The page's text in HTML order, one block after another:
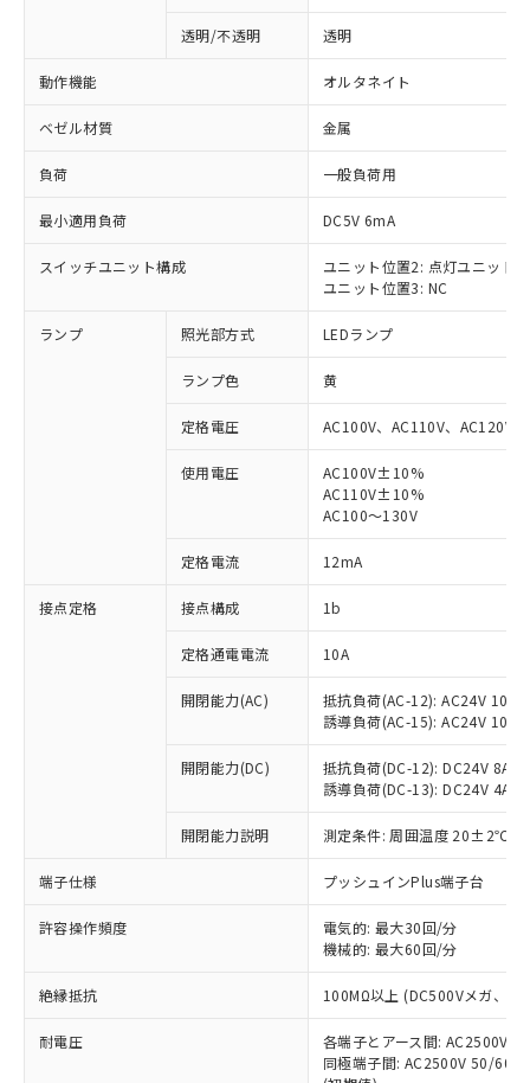
透明/不透明 透明
動作機能 オルタネイト
ベゼル材質 金属
負荷 一般負荷用
最小適用負荷 DC5V 6mA
スイッチユニット構成
ユニット位置2: 点灯ユニット
ユニット位置3: NC
ランプ 照光部方式 LEDランプ
ランプ色 黄
定格電圧 AC100V、AC110V、AC120V
使用電圧
AC100V±10%
AC110V±10%
AC100～130V
定格電流 12mA
接点定格 接点構成 1b
定格通電電流 10A
開閉能力(AC)
抵抗負荷(AC-12): AC24V 10A/
誘導負荷(AC-15): AC24V
開閉能力(DC)
抵抗負荷(DC-12): DC24V 8A/
誘導負荷(DC-13): DC24V 4A/
開閉能力説明 測定条件: 周囲温度 20±2℃、
端子仕様 プッシュインPlus端子台
許容操作頻度
電気的: 最大30回/分
機械的: 最大60回/分
絶縁抵抗 100MΩ以上 (DC500Vメガ、点
耐電圧
各端子とアース間: AC2500V
同極端子間: AC2500V 50/
ご利用条件
以下の条件をお読みいただき、同意のうえ
本サービスは、当社制御機器事業取扱
商品の当社在庫状況および標準価格
(税抜)を提供させていただくもので
当社制御機器事業取扱商品の中には、
ことをご了承ください。
在庫状況および標準価格照会結果は、
記載している更新日時点での社内デー
タに基づき作成されるものであり、閲
覧された時点での実際の在庫および標
準価格とは異なる場合があることをご
対応済み：EU RoHS指令（10物質）の
非含有に対応した製品が提供可能な商品で
す。
対応予定：EU RoHS指令（10物質）の非含
有に対応した製品に切り替える予定のある
対応予定なし：EU RoHS指令（10物質）の
非含有に非対応の商品で、対応品を出す予
調査・確認中：EU RoHS指令（10物質）の
非含有の対応状況を調査中または確認中の
非該当品：ライセンス料など無形物で、有
害物質有無と関係のない商品です。
仕入先様の事情により、非含有部品として
いたものが、含有品と判明した場合などや
むを得ず変更することがあります。
*EU RoHS指令（10物質）：
鉛(Pb) 1000ppm以下、 水銀(Hg) 1000ppm以下、 カド
六価クロム(Cr(Ⅵ)) 1000ppm以下、ポリ臭化ビフェニル
類(PBB) 1000ppm以下、ポリ臭化ジフェニルエーテル類
「○」：最大均質材料含有率が中国RoHSの
基準値以下であることを示します。
「×」：最大均質材料含有率が中国RoHSの
基準値を超えていることを示します。
「－」：未確認です。当社販売部門へお問
*中国RoHS10物質の基準値 (GB/T26572)：
Pb(鉛) :1000ppm、 Hg(水銀) : 1000ppm、 Cd(カドミウ
Cr(Ⅵ)(六価クロム) : 1000ppm、 PBBs(ポリ臭化ビフェ
当社は、これら貴社製品のうち、外国
為替および外国貿易法に定める商品
または国外への提供する場合は、日本
国政府の輸出許可(または役務取引許
可)を取得するなどの必要な手続きを